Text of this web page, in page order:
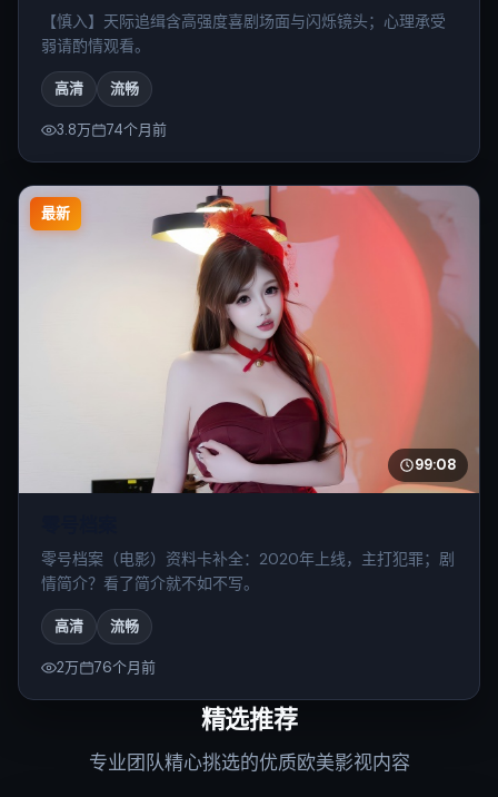
【慎入】天际追缉含高强度喜剧场面与闪烁镜头；心理承受
弱请酌情观看。
高清 流畅
3.8万 74个月前
最新
99:08
零号档案（电影）资料卡补全：2020年上线，主打犯罪；剧
情简介？看了简介就不如不写。
高清 流畅
2万 76个月前
精选推荐
专业团队精心挑选的优质欧美影视内容